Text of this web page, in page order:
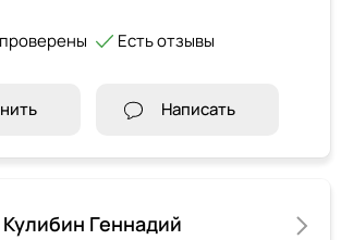
Есть отзывы
Написать
Кулибин Геннадий